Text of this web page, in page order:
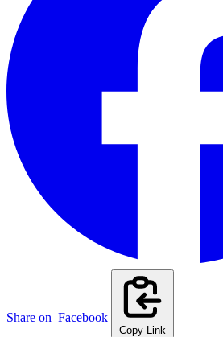
Share on Facebook
Copy Link